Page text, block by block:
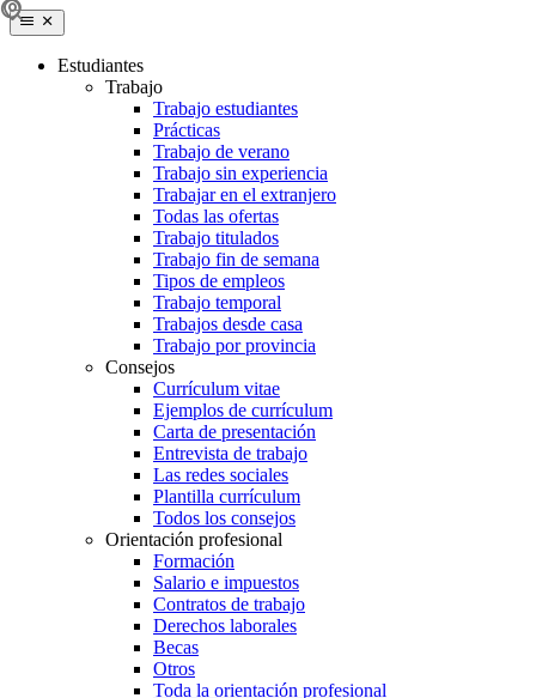
Estudiantes
Trabajo
Trabajo estudiantes
Prácticas
Trabajo de verano
Trabajo sin experiencia
Trabajar en el extranjero
Todas las ofertas
Trabajo titulados
Trabajo fin de semana
Tipos de empleos
Trabajo temporal
Trabajos desde casa
Trabajo por provincia
Consejos
Currículum vitae
Ejemplos de currículum
Carta de presentación
Entrevista de trabajo
Las redes sociales
Plantilla currículum
Todos los consejos
Orientación profesional
Formación
Salario e impuestos
Contratos de trabajo
Derechos laborales
Becas
Otros
Toda la orientación profesional